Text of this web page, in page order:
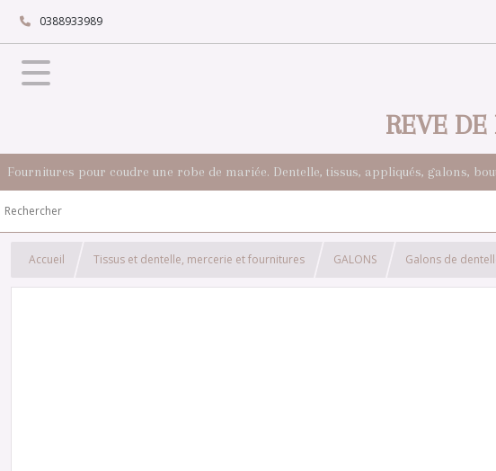
0388933989
REVE
Fournitures pour coudre une robe de mariée. Dentelle, tissus, appliqués, galons,
Accueil Tissus et dentelle, mercerie et fournitures GALONS Galons de